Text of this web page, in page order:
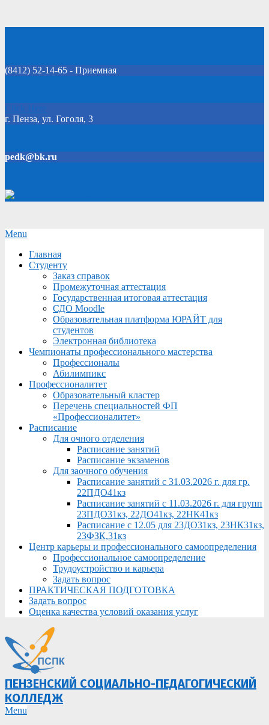
(8412) 52-14-65 - Приемная
Click Here
г. Пенза, ул. Гоголя, 3
pedk@bk.ru
Secondary
Menu
Menu
Главная
Студенту
Заказ справок
Промежуточная аттестация
Государственная итоговая аттестация
СДО Moodle
Образовательная платформа ЮРАЙТ для
студентов
Электронная библиотека
Чемпионаты профессионального мастерства
Профессионалы
Абилимпикс
Профессионалитет
Образовательный кластер
Перечень специальностей ФП
«Профессионалитет»
Расписание
Для очного отделения
Расписание занятий
Расписание экзаменов
Для заочного обучения
Расписание занятий с 31.03.2026 г. для гр.
22ПДО41кз
Расписание занятий с 11.03.2026 г. для групп
23ПДО31кз, 22ДО41кз, 22НК41кз
Расписание с 12.05 для 23ДО31кз, 23НК31кз,
23ФЗК,31кз
Центр карьеры и профессионального самоопределения
Профессиональное самоопределение
Трудоустройство и карьера
Задать вопрос
ПРАКТИЧЕСКАЯ ПОДГОТОВКА
Задать вопрос
Оценка качества условий оказания услуг
ПЕНЗЕНСКИЙ СОЦИАЛЬНО-ПЕДАГОГИЧЕСКИЙ
КОЛЛЕДЖ
Primary
Menu